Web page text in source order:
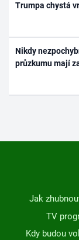
Trumpa chystá
Nikdy
průzkumu mají
Jak
TV
Kdy budou